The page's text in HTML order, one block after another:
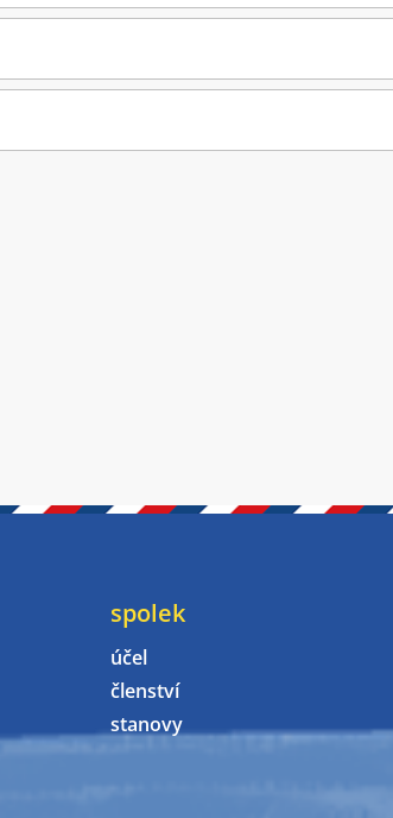
spolek
účel
členství
stanovy